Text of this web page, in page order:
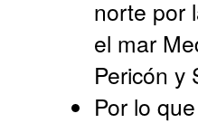
norte por
el mar
Pericón y
Por lo